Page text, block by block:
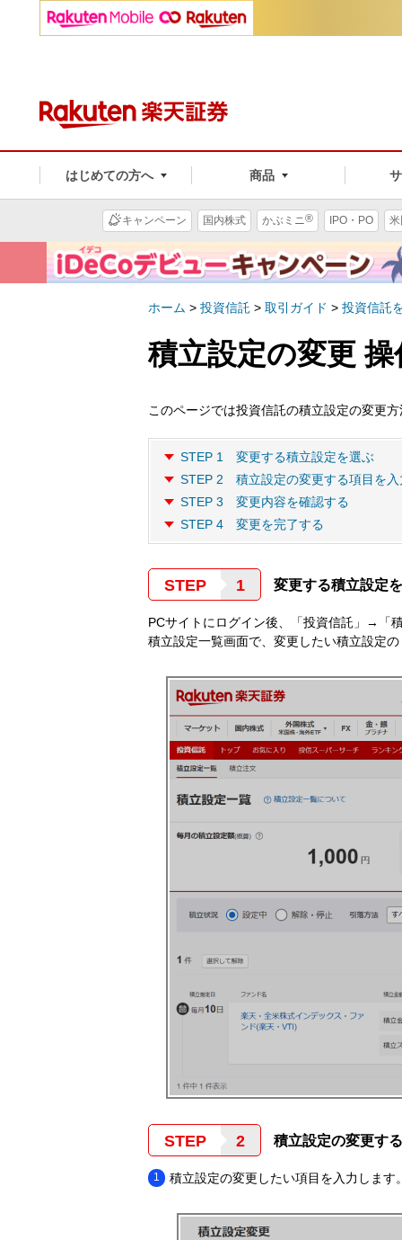
はじめての方へ 商品
キャンペーン 国内株式 かぶミニ® IPO・PO
ホーム > 投資信託 > 取引ガイド > 投資信託
積立設定の変更
このページでは投資信託の積立設定の変更
STEP 1 変更する積立設定を選ぶ
STEP 2 積立設定の変更する項目を入
STEP 3 変更内容を確認する
STEP 4 変更を完了する
STEP 変更する積立設定
PCサイトにログイン後、「投資信託」→「
積立設定一覧画面で、変更したい積立設定
STEP 積立設定の変更す
積立設定の変更したい項目を入力します